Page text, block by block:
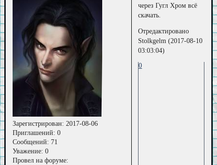
Зарегистрирован: 2017-08-06
Приглашений: 0
Сообщений: 71
Уважение: 0
Провел на форуме:
через Гугл Хром всё
скачать.
Отредактировано
Stolkgelm (2017-08-10
03:03:04)
0